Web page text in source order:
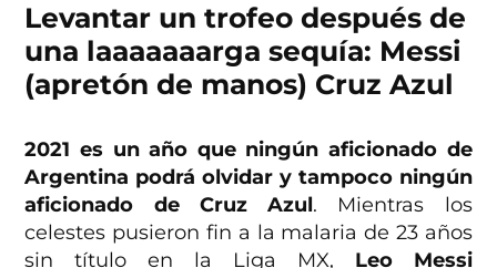
Levantar un trofeo después de
una laaaaaaarga sequía: Messi
(apretón de manos) Cruz Azul
2021 es un año que ningún aficionado de
Argentina podrá olvidar y tampoco ningún
aficionado de Cruz Azul. Mientras los
celestes pusieron fin a la malaria de 23 años
sin título en la Liga MX, Leo Messi